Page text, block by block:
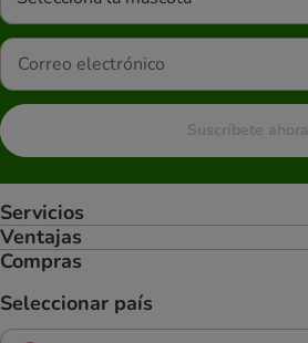
Suscríbete ahora
Servicios
Ventajas
Compras
Seleccionar país